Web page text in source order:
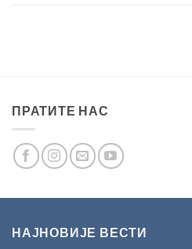
ПРАТИТЕ НАС
НАЈНОВИЈЕ ВЕСТИ